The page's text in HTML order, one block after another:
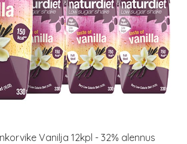
Vanilja 12kpl - 32% alennus